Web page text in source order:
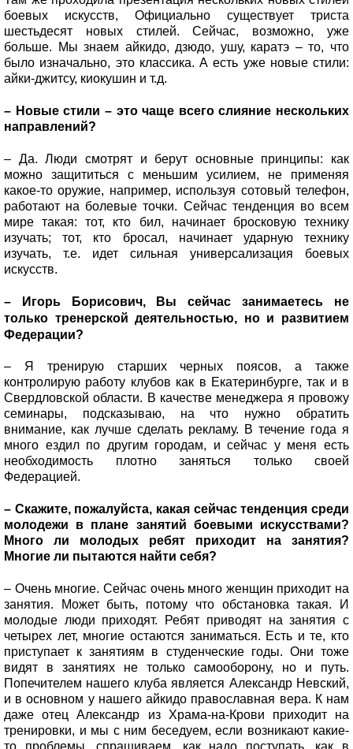
боевых искусств, Официально существует триста
шестьдесят новых стилей. Сейчас, возможно, уже
больше. Мы знаем айкидо, дзюдо, ушу, каратэ – то, что
было изначально, это классика. А есть уже новые стили:
айки-джитсу, киокушин и т.д.
– Новые стили – это чаще всего слияние нескольких
направлений?
– Да. Люди смотрят и берут основные принципы: как
можно защититься с меньшим усилием, не применяя
какое-то оружие, например, используя сотовый телефон,
работают на болевые точки. Сейчас тенденция во всем
мире такая: тот, кто бил, начинает бросковую технику
изучать; тот, кто бросал, начинает ударную технику
изучать, т.е. идет сильная универсализация боевых
искусств.
– Игорь Борисович, Вы сейчас занимаетесь не
только тренерской деятельностью, но и развитием
Федерации?
– Я тренирую старших черных поясов, а также
контролирую работу клубов как в Екатеринбурге, так и в
Свердловской области. В качестве менеджера я провожу
семинары, подсказываю, на что нужно обратить
внимание, как лучше сделать рекламу. В течение года я
много ездил по другим городам, и сейчас у меня есть
необходимость плотно заняться только своей
Федерацией.
– Скажите, пожалуйста, какая сейчас тенденция среди
молодежи в плане занятий боевыми искусствами?
Много ли молодых ребят приходит на занятия?
Многие ли пытаются найти себя?
– Очень многие. Сейчас очень много женщин приходит на
занятия. Может быть, потому что обстановка такая. И
молодые люди приходят. Ребят приводят на занятия с
четырех лет, многие остаются заниматься. Есть и те, кто
приступает к занятиям в студенческие годы. Они тоже
видят в занятиях не только самооборону, но и путь.
Попечителем нашего клуба является Александр Невский,
и в основном у нашего айкидо православная вера. К нам
даже отец Александр из Храма-на-Крови приходит на
тренировки, и мы с ним беседуем, если возникают какие-
то проблемы, спрашиваем, как надо поступать, как в